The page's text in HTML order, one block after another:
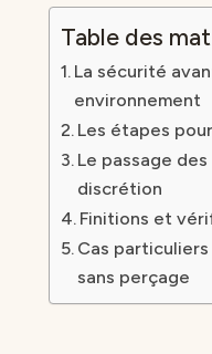
Table des
La sécurité
environnement
Les étapes
Le passage des
discrétion
Finitions et
Cas
sans perçage